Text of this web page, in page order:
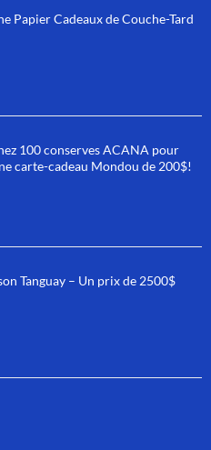
Papier Cadeaux de Couche-Tard
100 conserves ACANA pour
carte-cadeau Mondou de 200$!
Tanguay – Un prix de 2500$